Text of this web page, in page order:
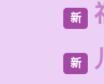
新
新